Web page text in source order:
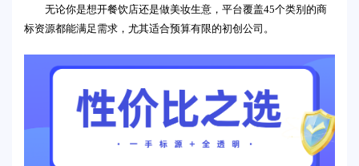
无论你是想开餐饮店还是做美妆生意，平台覆盖45个类别的商
标资源都能满足需求，尤其适合预算有限的初创公司。